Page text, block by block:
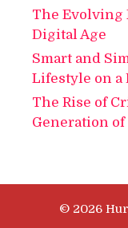
The Evolving
Digital Age
Smart and
Lifestyle on a
The Rise of
Generation of
© 2026